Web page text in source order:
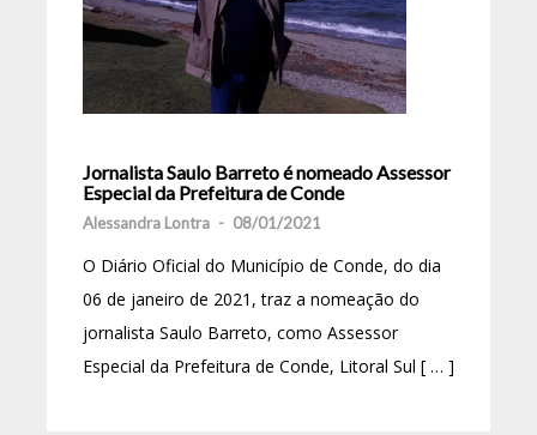
Jornalista Saulo Barreto é nomeado Assessor
Especial da Prefeitura de Conde
Alessandra Lontra - 08/01/2021
O Diário Oficial do Município de Conde, do dia
06 de janeiro de 2021, traz a nomeação do
jornalista Saulo Barreto, como Assessor
Especial da Prefeitura de Conde, Litoral Sul [ … ]